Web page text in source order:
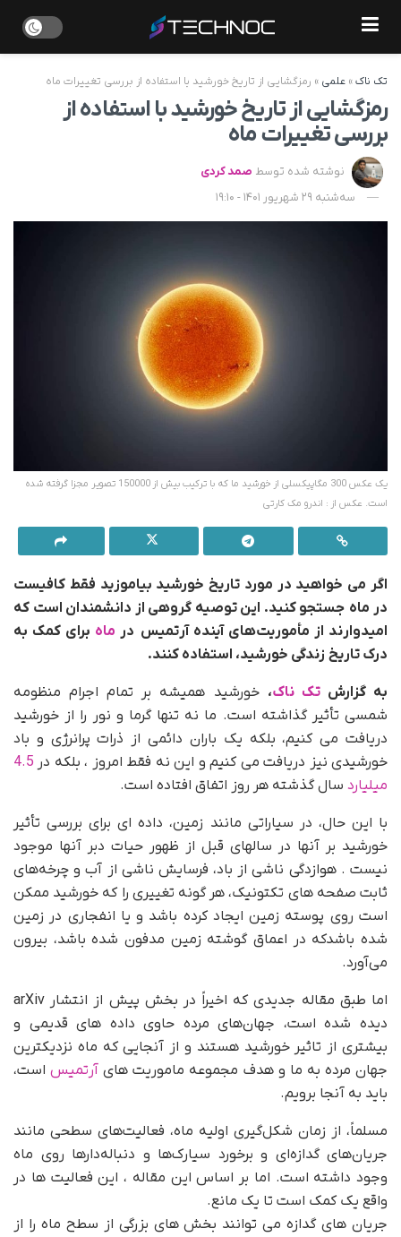
تک ناک» علمی » رمزگشایی از تاریخ خورشید با استفاده از بررسی تغییرات ماه
رمزگشایی از تاریخ خورشید با استفاده از
بررسی تغییرات ماه
نوشته شده توسط صمد کردی
سه‌شنبه 29 شهریور 1401 - 19:10
یک عکس 300 مگاپیکسلی از خورشید ما که با ترکیب بیش از 150000 تصویر مجزا گرفته شده
است. عکس از : اندرو مک کارتی
اگر می خواهید در مورد تاریخ خورشید بیاموزید فقط کافیست
در ماه جستجو کنید. این توصیه گروهی از دانشمندان است که
امیدوارند از مأموریت‌های آینده آرتمیس در ماه برای کمک به
درک تاریخ زندگی خورشید، استفاده کنند.
به گزارشتک ناک، خورشید همیشه بر تمام اجرام منظومه
شمسی تأثیر گذاشته است. ما نه تنها گرما و نور را از خورشید
دریافت می کنیم، بلکه یک باران دائمی از ذرات پرانرژی و باد
خورشیدی نیز دریافت می کنیم و این نه فقط امروز ، بلکه در 4.5
میلیارد سال گذشته هر روز اتفاق افتاده است.
با این حال، در سیاراتی مانند زمین، داده ای برای بررسی تأثیر
خورشید بر آنها در سالهای قبل از ظهور حیات دبر آنها موجود
نیست . هوازدگی ناشی از باد، فرسایش ناشی از آب و چرخه‌های
ثابت صفحه های تکتونیک، هر گونه تغییری را که خورشید ممکن
است روی پوسته زمین ایجاد کرده باشد و یا انفجاری در زمین
شده باشدکه در اعماق گوشته زمین مدفون شده باشد، بیرون
می‌آورد.
اما طبق مقاله جدیدی که اخیراً در بخش پیش از انتشار arXiv
دیده شده است، جهان‌های مرده حاوی داده های قدیمی و
بیشتری از تاثیر خورشید هستند و از آنجایی که ماه نزدیکترین
جهان مرده به ما و هدف مجموعه ماموریت های آرتمیساست،
باید به آنجا برویم.
مسلماً، از زمان شکل‌گیری اولیه ماه، فعالیت‌های سطحی مانند
جریان‌های گدازه‌ای و برخورد سیارک‌ها و دنباله‌دارها روی ماه
وجود داشته است. اما بر اساس این مقاله ، این فعالیت ها در
واقع یک کمک است تا یک مانع.
جریان های گدازه می توانند بخش های بزرگی از سطح ماه را از